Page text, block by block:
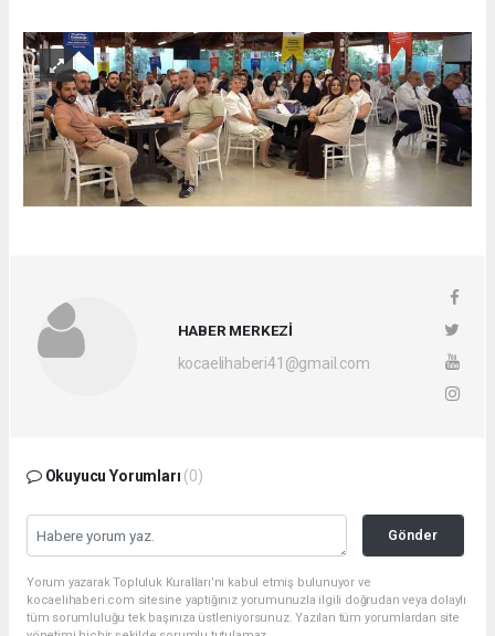
HABER MERKEZİ
kocaelihaberi41@gmail.com
Okuyucu Yorumları (0)
Gönder
Yorum yazarak Topluluk Kuralları’nı kabul etmiş bulunuyor ve
kocaelihaberi.com sitesine yaptığınız yorumunuzla ilgili doğrudan veya dolaylı
tüm sorumluluğu tek başınıza üstleniyorsunuz. Yazılan tüm yorumlardan site